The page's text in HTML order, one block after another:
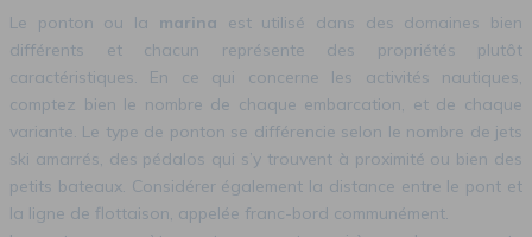
Le ponton ou la marina est utilisé dans des domaines bien
différents et chacun représente des propriétés plutôt
caractéristiques. En ce qui concerne les activités nautiques,
comptez bien le nombre de chaque embarcation, et de chaque
variante. Le type de ponton se différencie selon le nombre de jets
ski amarrés, des pédalos qui s’y trouvent à proximité ou bien des
petits bateaux. Considérer également la distance entre le pont et
la ligne de flottaison, appelée franc-bord communément.